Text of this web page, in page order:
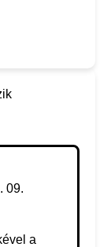
09.
a